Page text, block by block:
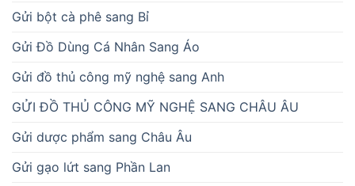
Gửi bột cà phê sang Bỉ
Gửi Đồ Dùng Cá Nhân Sang Áo
Gửi đồ thủ công mỹ nghệ sang Anh
GỬI ĐỒ THỦ CÔNG MỸ NGHỆ SANG CHÂU ÂU
Gửi dược phẩm sang Châu Âu
Gửi gạo lứt sang Phần Lan